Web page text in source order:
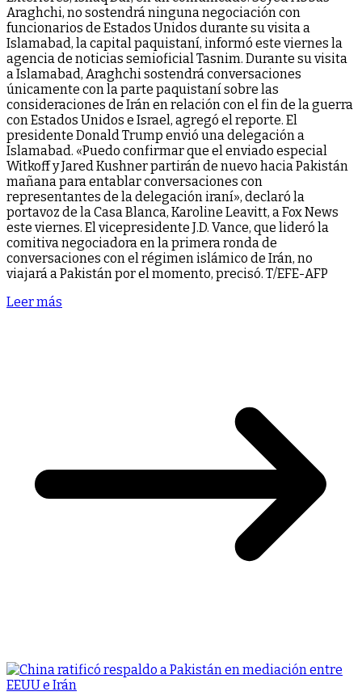
Araghchi, no sostendrá ninguna negociación con
funcionarios de Estados Unidos durante su visita a
Islamabad, la capital paquistaní, informó este viernes la
agencia de noticias semioficial Tasnim. Durante su visita
a Islamabad, Araghchi sostendrá conversaciones
únicamente con la parte paquistaní sobre las
consideraciones de Irán en relación con el fin de la guerra
con Estados Unidos e Israel, agregó el reporte. El
presidente Donald Trump envió una delegación a
Islamabad. «Puedo confirmar que el enviado especial
Witkoff y Jared Kushner partirán de nuevo hacia Pakistán
mañana para entablar conversaciones con
representantes de la delegación iraní», declaró la
portavoz de la Casa Blanca, Karoline Leavitt, a Fox News
este viernes. El vicepresidente J.D. Vance, que lideró la
comitiva negociadora en la primera ronda de
conversaciones con el régimen islámico de Irán, no
viajará a Pakistán por el momento, precisó. T/EFE-AFP
Leer más